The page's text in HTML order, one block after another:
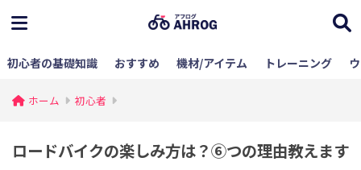
初心者の基礎知識 おすすめ 機材/アイテム トレーニング
ホーム 初心者
ロードバイクの楽しみ方は？⑥つの理由教えます